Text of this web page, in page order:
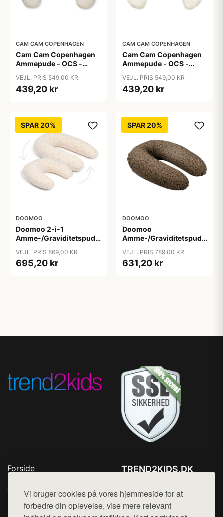
Vi bruger cookies på vores hjemmeside for at
forbedre din oplevelse, vise mere relevant
CAM CAM COPENHAGEN
Cam Cam Copenhagen
Ammepude - OCS -
VEJL. PRIS 549,00 KR
439,20 kr
CAM CAM COPENHAGEN
Cam Cam Copenhagen
Ammepude - OCS -
VEJL. PRIS 549,00 KR
439,20 kr
SPAR 20%
DOOMOO
Doomoo 2-i-1
Amme-/Graviditetspude
VEJL. PRIS 869,00 KR
695,20 kr
SPAR 20%
DOOMOO
Doomoo
Amme-/Graviditetspude
VEJL. PRIS 789,00 KR
631,20 kr
Forside
Top Rabatter
Blog
TREND2KIDS.DK
Mail: hej@want.dk